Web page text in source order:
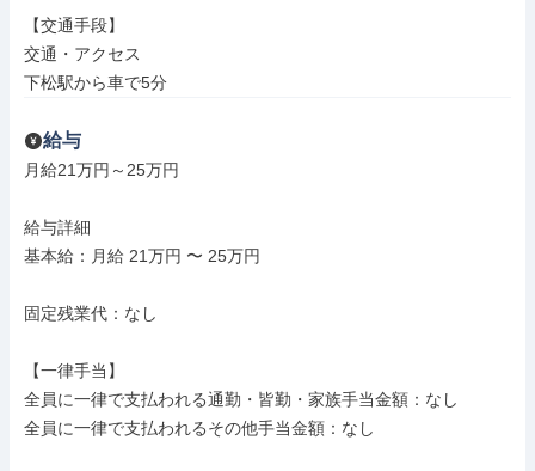
【交通手段】
交通・アクセス
下松駅から車で5分
給与
月給21万円～25万円
給与詳細
基本給：月給 21万円 〜 25万円
固定残業代：なし
【一律手当】
全員に一律で支払われる通勤・皆勤・家族手当金額：なし
全員に一律で支払われるその他手当金額：なし